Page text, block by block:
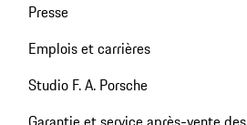
Presse
Emplois et carrières
Studio F. A. Porsche